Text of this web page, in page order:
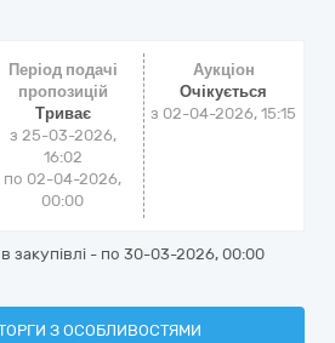
Період подачі
пропозицій
Триває
з 25-03-2026,
16:02
по 02-04-2026,
00:00
Аукціон
Очікується
з 02-04-2026, 15:15
закупівлі - по 30-03-2026, 00:00
ТОРГИ З ОСОБЛИВОСТЯМИ